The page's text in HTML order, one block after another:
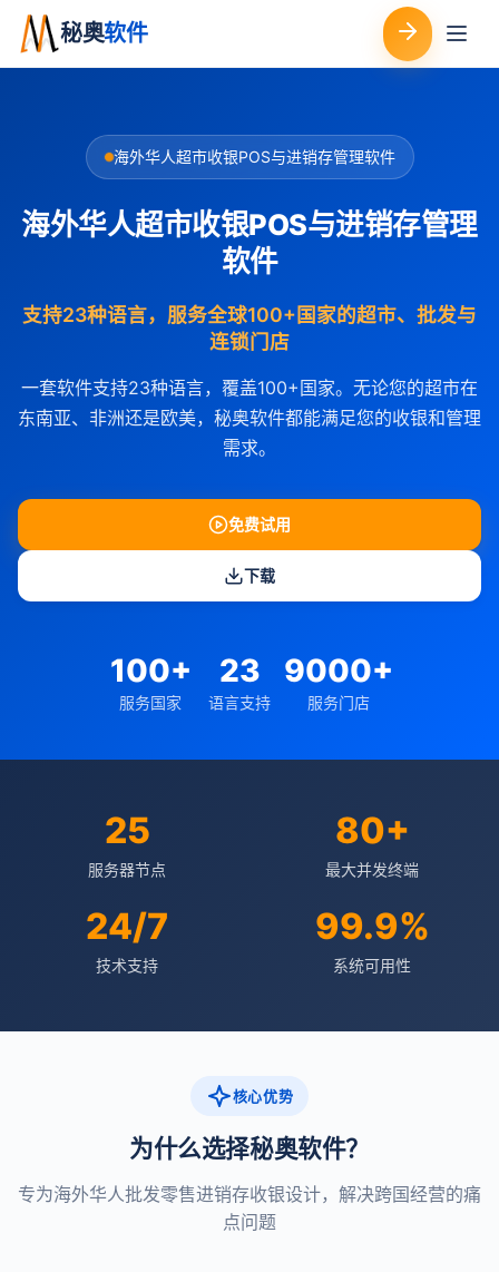
秘奥软件
海外华人超市收银POS与进销存管理软件
海外华人超市收银POS与进销存管理
软件
支持23种语言，服务全球100+国家的超市、批发与
连锁门店
一套软件支持23种语言，覆盖100+国家。无论您的超市在
东南亚、非洲还是欧美，秘奥软件都能满足您的收银和管理
需求。
免费试用
下载
100+
服务国家
23
语言支持
9000+
服务门店
25
服务器节点
80+
最大并发终端
24/7
技术支持
99.9%
系统可用性
核心优势
为什么选择秘奥软件？
专为海外华人批发零售进销存收银设计，解决跨国经营的痛
点问题